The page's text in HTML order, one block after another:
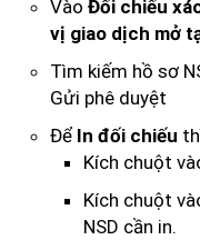
Vào Đối chiếu
vị giao dịch mở
Tìm kiếm hồ sơ
Gửi phê duyệt
Để In đối chiếu
Kích chuột
Kích chuột
NSD cần in.